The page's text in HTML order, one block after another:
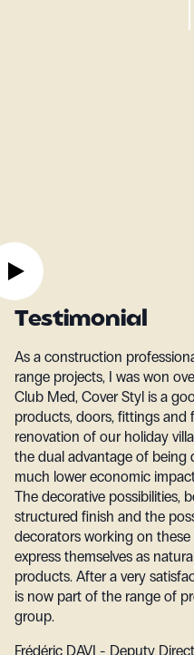
Testimonial
As a construction
range projects, I was won
Club Med, Cover Styl is a
products, doors, fittings and
renovation of our holiday
the dual advantage of being
much lower economic
The decorative possibilities,
structured finish and the
decorators working on
express themselves as
products. After a very
is now part of the range of
group.
Frédéric DAVI - Deputy